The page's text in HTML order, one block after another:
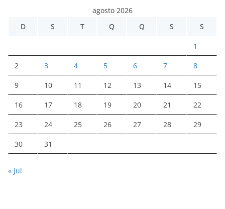
agosto 2026
D
S T Q Q S S
1
2 3 4 5 6 7 8
9 10 11 12 13 14 15
16 17 18 19 20 21 22
23 24 25 26 27 28 29
30 31
« jul